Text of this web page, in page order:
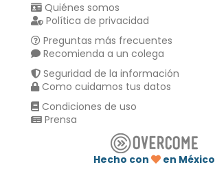
Quiénes somos
Política de privacidad
Preguntas más frecuentes
Recomienda a un colega
Seguridad de la información
Como cuidamos tus datos
Condiciones de uso
Prensa
Hecho con
en México